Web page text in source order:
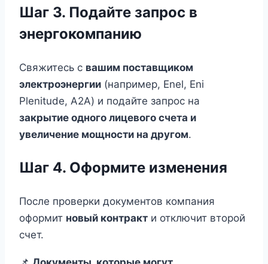
Шаг 3. Подайте запрос в
энергокомпанию
Свяжитесь с вашим поставщиком
электроэнергии (например, Enel, Eni
Plenitude, A2A) и подайте запрос на
закрытие одного лицевого счета и
увеличение мощности на другом.
Шаг 4. Оформите изменения
После проверки документов компания
оформит новый контракт и отключит второй
счет.